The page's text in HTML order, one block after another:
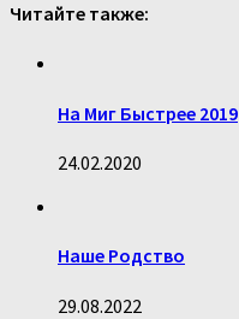
Читайте также:
На Миг Быстрее 2019
24.02.2020
Наше Родство
29.08.2022